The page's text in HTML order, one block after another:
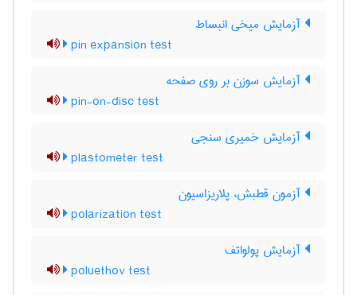
آزمایش میخی انبساط
pin expansion test
آزمایش سوزن بر روی صفحه
pin-on-disc test
آزمایش خمیری سنجی
plastometer test
آزمون قطبش، پلاریزاسیون
polarization test
آزمایش پولواتف
poluethov test